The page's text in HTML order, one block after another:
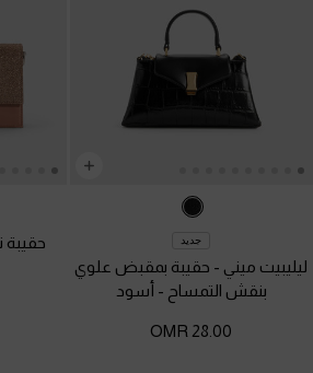
جديد
ليليبيت ميني - حقيبة بمقبض علوي
بنقش التمساح - أسود
28.00 OMR
حقيبة